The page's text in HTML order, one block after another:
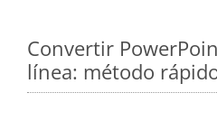
Convertir
línea: método